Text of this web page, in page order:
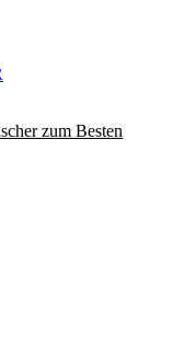
zum Besten